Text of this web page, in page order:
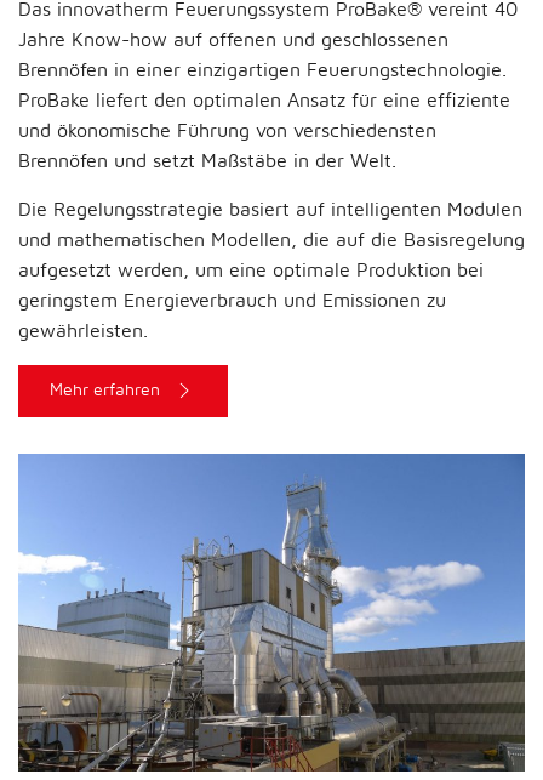
Das innovatherm Feuerungssystem ProBake® vereint 40
Jahre Know-how auf offenen und geschlossenen
Brennöfen in einer einzigartigen Feuerungstechnologie.
ProBake liefert den optimalen Ansatz für eine effiziente
und ökonomische Führung von verschiedensten
Brennöfen und setzt Maßstäbe in der Welt.
Die Regelungsstrategie basiert auf intelligenten Modulen
und mathematischen Modellen, die auf die Basisregelung
aufgesetzt werden, um eine optimale Produktion bei
geringstem Energieverbrauch und Emissionen zu
gewährleisten.
Mehr erfahren